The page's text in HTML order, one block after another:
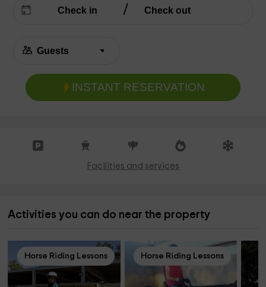
INSTANT RESERVATION
Facilities and services
Activities you can do near the property
Horse Riding Lessons Horse Riding Lessons